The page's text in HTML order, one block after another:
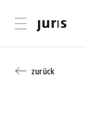
Menü öffnen
zurück